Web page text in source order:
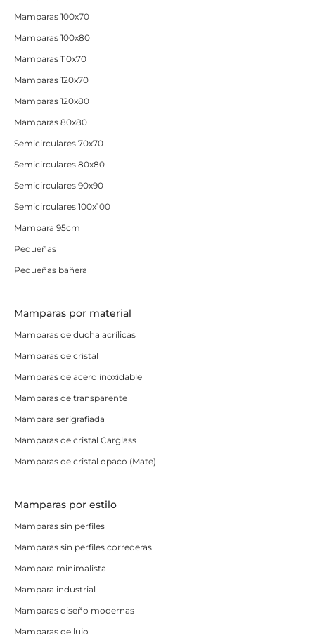
Mamparas 100x70
Mamparas 100x80
Mamparas 110x70
Mamparas 120x70
Mamparas 120x80
Mamparas 80x80
Semicirculares 70x70
Semicirculares 80x80
Semicirculares 90x90
Semicirculares 100x100
Mampara 95cm
Pequeñas
Pequeñas bañera
Mamparas por material
Mamparas de ducha acrílicas
Mamparas de cristal
Mamparas de acero inoxidable
Mamparas de transparente
Mampara serigrafiada
Mamparas de cristal Carglass
Mamparas de cristal opaco (Mate)
Mamparas por estilo
Mamparas sin perfiles
Mamparas sin perfiles correderas
Mampara minimalista
Mampara industrial
Mamparas diseño modernas
Mamparas de lujo